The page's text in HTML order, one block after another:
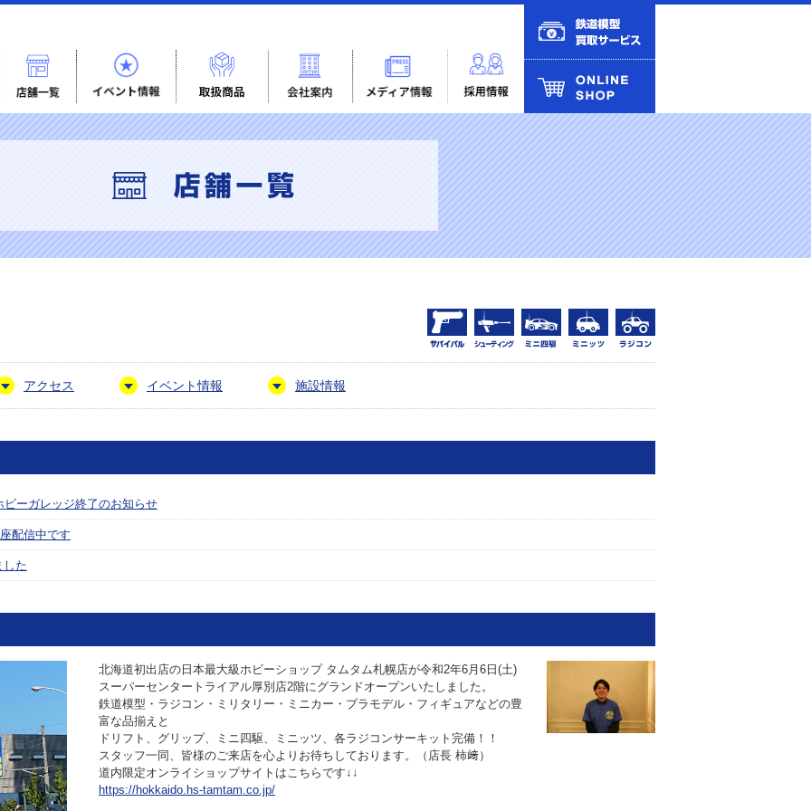
アクセス イベント情報 施設情報
ーガレッジ終了のお知らせ
配信中です
した
北海道初出店の日本最大級ホビーショップ タムタム札幌店が令和2年6月6日(土)
スーパーセンタートライアル厚別店2階にグランドオープンいたしました。
鉄道模型・ラジコン・ミリタリー・ミニカー・プラモデル・フィギュアなどの豊
富な品揃えと
ドリフト、グリップ、ミニ四駆、ミニッツ、各ラジコンサーキット完備！！
スタッフ一同、皆様のご来店を心よりお待ちしております。（店長 柿﨑）
道内限定オンライショップサイトはこちらです↓↓
https://hokkaido.hs-tamtam.co.jp/